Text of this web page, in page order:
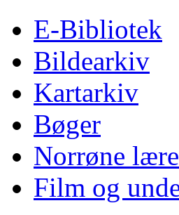
E-Bibliotek
Bildearkiv
Kartarkiv
Bøger
Norrøne
Film og